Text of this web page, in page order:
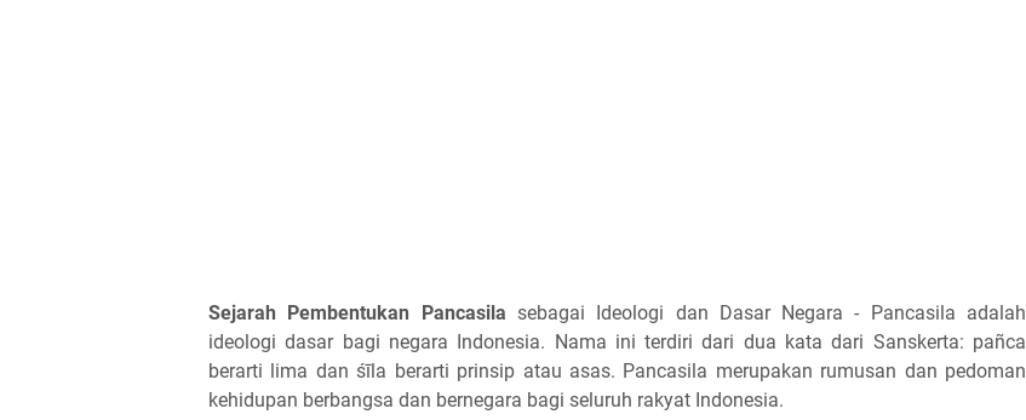
Sejarah Pembentukan Pancasila sebagai Ideologi dan Dasar Negara - Pancasila adalah
ideologi dasar bagi negara Indonesia. Nama ini terdiri dari dua kata dari Sanskerta: pañca
berarti lima dan śīla berarti prinsip atau asas. Pancasila merupakan rumusan dan pedoman
kehidupan berbangsa dan bernegara bagi seluruh rakyat Indonesia.